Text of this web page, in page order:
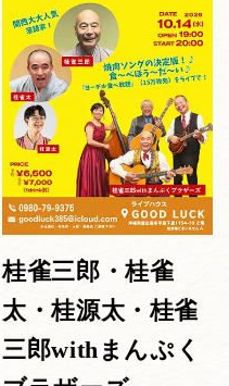
桂雀三郎・桂雀
太・桂源太・桂雀
三郎withまんぷく